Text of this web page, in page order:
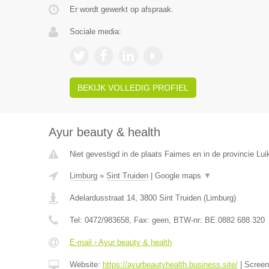
Er wordt gewerkt op afspraak.
Sociale media:
BEKIJK VOLLEDIG PROFIEL
Ayur beauty & health
Niet gevestigd in de plaats Faimes en in de provincie
Limburg» Sint Truiden| Google maps ▼
Adelardusstraat 14, 3800 Sint Truiden(Limburg)
Tel: 0472/983658, Fax: geen, BTW-nr: BE 0882 688 320
E-mail › Ayur beauty & health
Website: https://ayurbeautyhealth.business.site/|